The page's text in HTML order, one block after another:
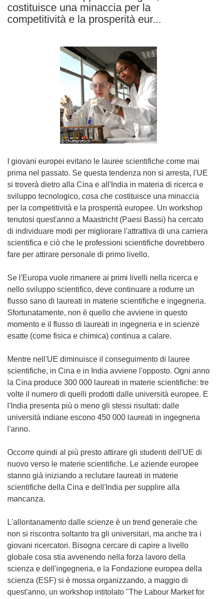
costituisce una minaccia per la
competitività e la prosperità eur...
I giovani europei evitano le lauree scientifiche come mai
prima nel passato. Se questa tendenza non si arresta, l'UE
si troverà dietro alla Cina e all'India in materia di ricerca e
sviluppo tecnologico, cosa che costituisce una minaccia
per la competitività e la prosperità europee. Un workshop
tenutosi quest'anno a Maastricht (Paesi Bassi) ha cercato
di individuare modi per migliorare l'attrattiva di una carriera
scientifica e ciò che le professioni scientifiche dovrebbero
fare per attirare personale di primo livello.
Se l'Europa vuole rimanere ai primi livelli nella ricerca e
nello sviluppo scientifico, deve continuare a rodurre un
flusso sano di laureati in materie scientifiche e ingegneria.
Sfortunatamente, non è quello che avviene in questo
momento e il flusso di laureati in ingegneria e in scienze
esatte (come fisica e chimica) continua a calare.
Mentre nell'UE diminuisce il conseguimento di lauree
scientifiche, in Cina e in India avviene l'opposto. Ogni anno
la Cina produce 300 000 laureati in materie scientifiche: tre
volte il numero di quelli prodotti dalle università europee. E
l'India presenta più o meno gli stessi risultati: dalle
università indiane escono 450 000 laureati in ingegneria
l'anno.
Occorre quindi al più presto attirare gli studenti dell'UE di
nuovo verso le materie scientifiche. Le aziende europee
stanno già iniziando a reclutare laureati in materie
scientifiche della Cina e dell'India per supplire alla
mancanza.
L'allontanamento dalle scienze è un trend generale che
non si riscontra soltanto tra gli universitari, ma anche tra i
giovani ricercatori. Bisogna cercare di capire a livello
globale cosa stia avvenendo nella forza lavoro della
scienza e dell'ingegneria, e la Fondazione europea della
scienza (ESF) si è mossa organizzando, a maggio di
quest'anno, un workshop intitolato "The Labour Market for